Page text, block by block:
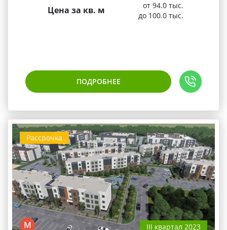
Цена за кв. м
от 94.0 тыс.
до 100.0 тыс.
ПОДРОБНЕЕ
Рассрочка
М III квартал 2023